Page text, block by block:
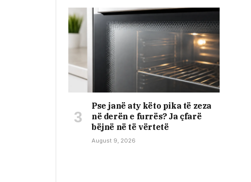
Pse janë aty këto pika të zeza
në derën e furrës? Ja çfarë
bëjnë në të vërtetë
August 9, 2026